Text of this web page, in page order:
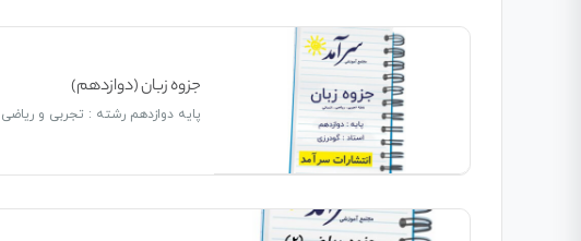
جزوه زبان (دوازدهم)
پایه دوازدهم رشته : تجربی و